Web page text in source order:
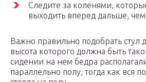
Следите за коленями,
выходить вперед дальше,
Важно правильно подобрать стул
высота которого должна быть
сидении на нем бедра
параллельно полу, тогда как вся